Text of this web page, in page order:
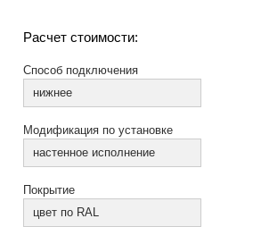
Расчет стоимости:
Способ подключения
нижнее
Модификация по установке
настенное исполнение
Покрытие
цвет по RAL